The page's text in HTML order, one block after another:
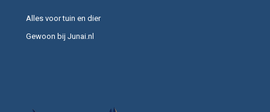
Alles voor tuin en dier
Gewoon bij Junai.nl